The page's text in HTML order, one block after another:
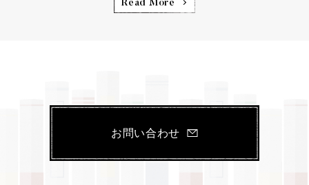
Read More
お問い合わせ